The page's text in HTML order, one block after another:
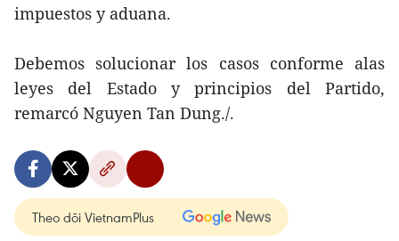
impuestos y aduana.
Debemos solucionar los casos conforme alas
leyes del Estado y principios del Partido,
remarcó Nguyen Tan Dung./.
Theo dõi VietnamPlus